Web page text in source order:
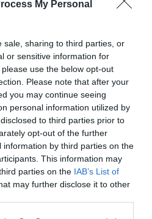
My Personal
sale, sharing to third parties, or
or sensitive information for
use the below opt-out
Please note that after your
you may continue seeing
personal information utilized by
to third parties prior to
opt-out of the further
by third parties on the
This information may
parties on the IAB’s List of
may further disclose it to other